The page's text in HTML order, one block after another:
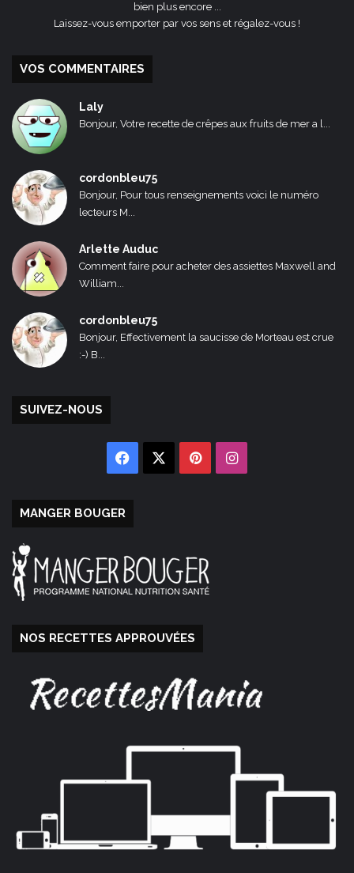
bien plus encore ...
Laissez-vous emporter par vos sens et régalez-vous !
VOS COMMENTAIRES
Laly
Bonjour, Votre recette de crêpes aux fruits de mer a l...
cordonbleu75
Bonjour, Pour tous renseignements voici le numéro
lecteurs M...
Arlette Auduc
Comment faire pour acheter des assiettes Maxwell and
William...
cordonbleu75
Bonjour, Effectivement la saucisse de Morteau est crue
:-) B...
SUIVEZ-NOUS
Facebook PinterestInstagram
MANGER BOUGER
NOS RECETTES APPROUVÉES